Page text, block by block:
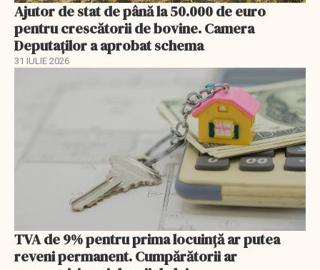
Ajutor de stat de până la 50.000 de euro
pentru crescătorii de bovine. Camera
Deputaților a aprobat schema
31 IULIE 2026
TVA de 9% pentru prima locuință ar putea
reveni permanent. Cumpărătorii ar